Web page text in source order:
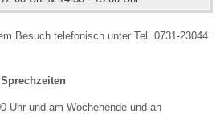
Besuch telefonisch unter Tel. 0731-23044
Uhr und am Wochenende und an